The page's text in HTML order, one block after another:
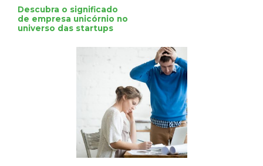
Descubra o significado
de empresa unicórnio no
universo das startups